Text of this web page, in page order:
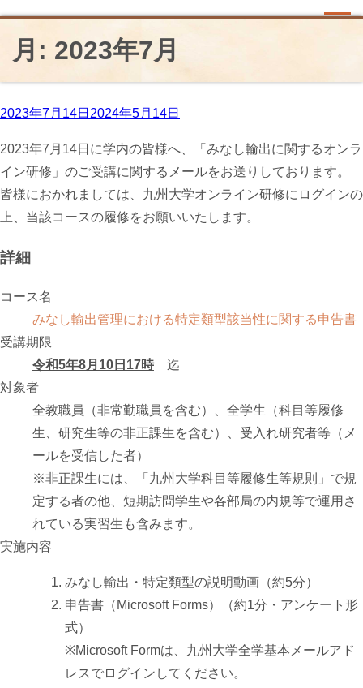
月: 2023年7月
【学内向け】2023年度 みなし輸出に関
するオンライン研修について
投
日:
2023年7月14日 2024年5月14日
2023年7月14日に学内の皆様へ、「みなし輸出に関するオンラ
イン研修」のご受講に関するメールをお送りしております。
皆様におかれましては、九州大学オンライン研修にログインの
上、当該コースの履修をお願いいたします。
詳細
コース名
みなし輸出管理における特定類型該当性に関する申告書
受講期限
令和5年8月10日17時迄
対象者
全教職員（非常勤職員を含む）、全学生（科目等履修
生、研究生等の非正課生を含む）、受入れ研究者等（メ
ールを受信した者）
※非正課生には、「九州大学科目等履修生等規則」で規
定する者の他、短期訪問学生や各部局の内規等で運用さ
れている実習生も含みます。
実施内容
みなし輸出・特定類型の説明動画（約5分）
申告書（Microsoft Forms）（約1分・アンケート形
式）
※Microsoft Formは、九州大学全学基本メールアド
レスでログインしてください。